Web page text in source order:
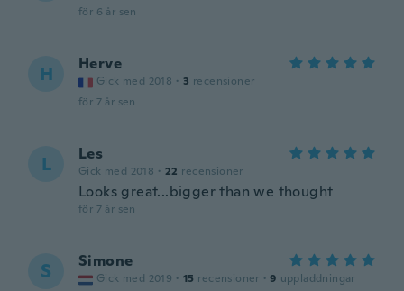
för 6 år sen
H Herve
Gick med 2018 · 3 recensioner
för 7 år sen
L Les
Gick med 2018 · 22 recensioner
Looks great...bigger than we thought
för 7 år sen
S Simone
Gick med 2019 · 15 recensioner · 9 uppladdningar